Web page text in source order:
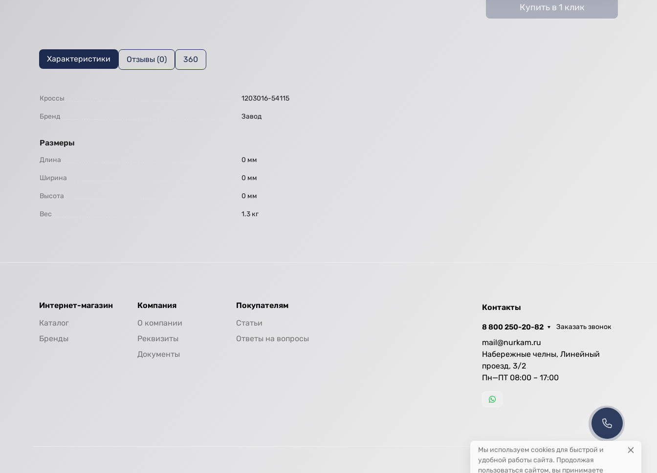
Купить в 1 клик
Характеристики Отзывы (0) 360
Кроссы 1203016-54115
Бренд Завод
Размеры
Длина 0 мм
Ширина 0 мм
Высота 0 мм
Вес 1.3 кг
Интернет-магазин
Каталог
Бренды
Компания
О компании
Реквизиты
Документы
Покупателям
Статьи
Ответы на вопросы
Контакты
8 800 250-20-82 Заказать звонок
mail@nurkam.ru
Набережные челны, Линейный
проезд, 3/2
Пн—ПТ 08:00 – 17:00
Мы используем cookies для быстрой и
удобной работы сайта. Продолжая
пользоваться сайтом, вы принимаете